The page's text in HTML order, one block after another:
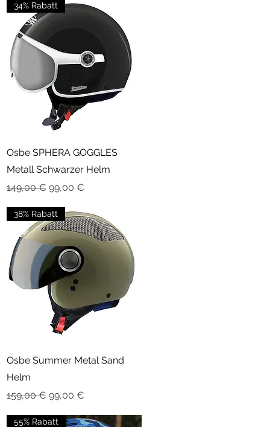
Schnellansicht
34% Rabatt
Osbe SPHERA GOGGLES
Metall Schwarzer Helm
Standardpreis
149,00 € Sale-Preis
99,00 €
Schnellansicht
38% Rabatt
Osbe Summer Metal Sand
Helm
Standardpreis
159,00 € Sale-Preis
99,00 €
55% Rabatt